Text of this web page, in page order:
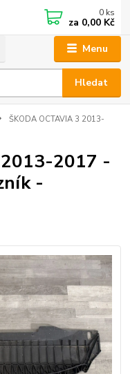
Menu
Hledat
0 ks
za 0,00 Kč
ŠKODA OCTAVIA 3 2013-
2017 -
-